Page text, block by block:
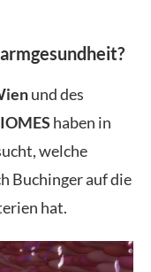
und des
haben in
welche
Buchinger auf die
hat.